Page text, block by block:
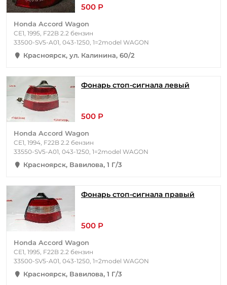
500 Р
Honda Accord Wagon
CE1, 1995, F22B 2.2 бензин
33500-SV5-A01, 043-1250, 1=2model WAGON
Красноярск, ул. Калинина, 60/2
Фонарь стоп-сигнала левый
500 Р
Honda Accord Wagon
CE1, 1994, F22B 2.2 бензин
33550-SV5-A01, 043-1250, 1=2model WAGON
Красноярск, Вавилова, 1 Г/3
Фонарь стоп-сигнала правый
500 Р
Honda Accord Wagon
CE1, 1995, F22B 2.2 бензин
33500-SV5-A01, 043-1250, 1=2model WAGON
Красноярск, Вавилова, 1 Г/3